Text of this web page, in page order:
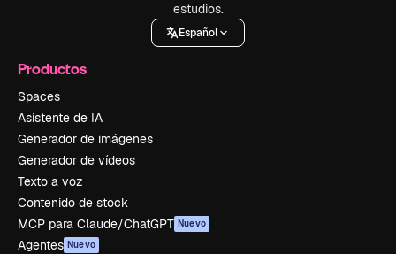
estudios.
Español
Productos
Spaces
Asistente de IA
Generador de imágenes
Generador de vídeos
Texto a voz
Contenido de stock
MCP para Claude/ChatGPT Nuevo
Agentes Nuevo